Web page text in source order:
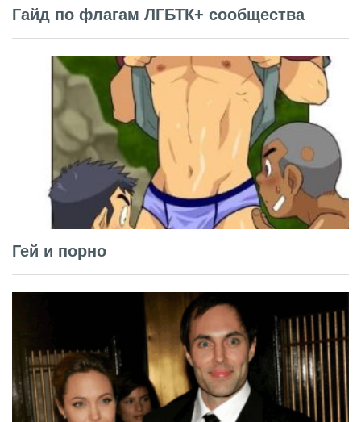
Гайд по флагам ЛГБТК+ сообщества
Гей и порно